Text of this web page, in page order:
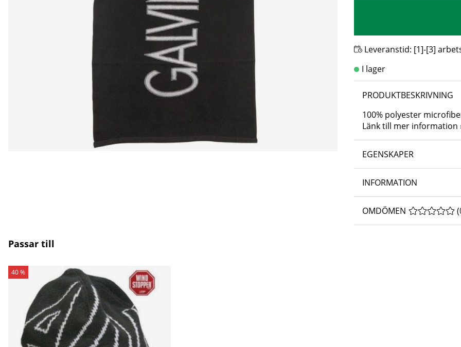
Leveranstid: [1]-[3]
PRODUKTBESKRIVNING
100% polyester
Länk till mer information
EGENSKAPER
INFORMATION
OMDÖMEN (
Passar till
40 %